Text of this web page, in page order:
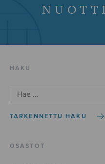
HAKU
TARKENNETTU HAKU
OSASTOT